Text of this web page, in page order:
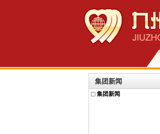
集团新闻
集团新闻